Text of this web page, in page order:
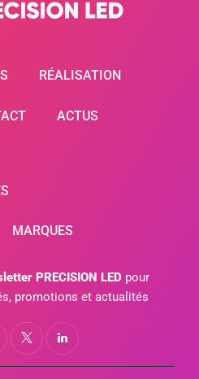
RÉALISATION
ACTUS
MARQUES
PRECISION LEDpour
promotions et actualités